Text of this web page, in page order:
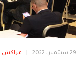
المرأة
فنية
منوعة29 سبتمبر، 2022 مراكش